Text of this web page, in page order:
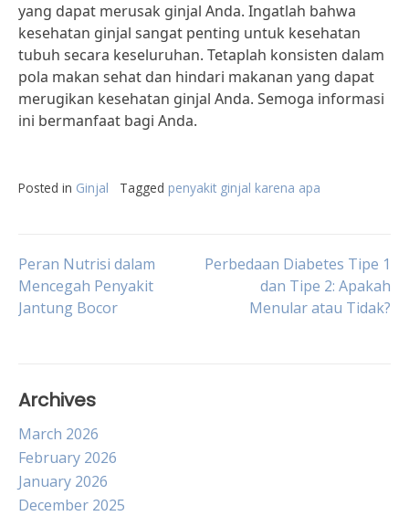
yang dapat merusak ginjal Anda. Ingatlah bahwa
kesehatan ginjal sangat penting untuk kesehatan
tubuh secara keseluruhan. Tetaplah konsisten dalam
pola makan sehat dan hindari makanan yang dapat
merugikan kesehatan ginjal Anda. Semoga informasi
ini bermanfaat bagi Anda.
Posted in Ginjal Tagged penyakit ginjal karena apa
Post
navigation
Peran Nutrisi dalam
Mencegah Penyakit
Jantung Bocor
Perbedaan Diabetes Tipe 1
dan Tipe 2: Apakah
Menular atau Tidak?
Archives
March 2026
February 2026
January 2026
December 2025